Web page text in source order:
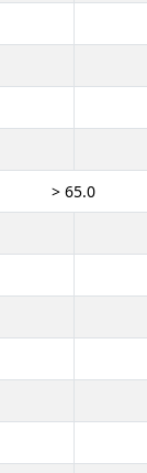
> 65.0